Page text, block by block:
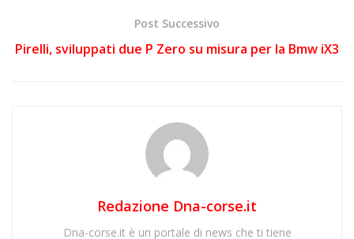
Post Successivo
Pirelli, sviluppati due P Zero su misura per la Bmw iX3
Redazione Dna-corse.it
Dna-corse.it è un portale di news che ti tiene